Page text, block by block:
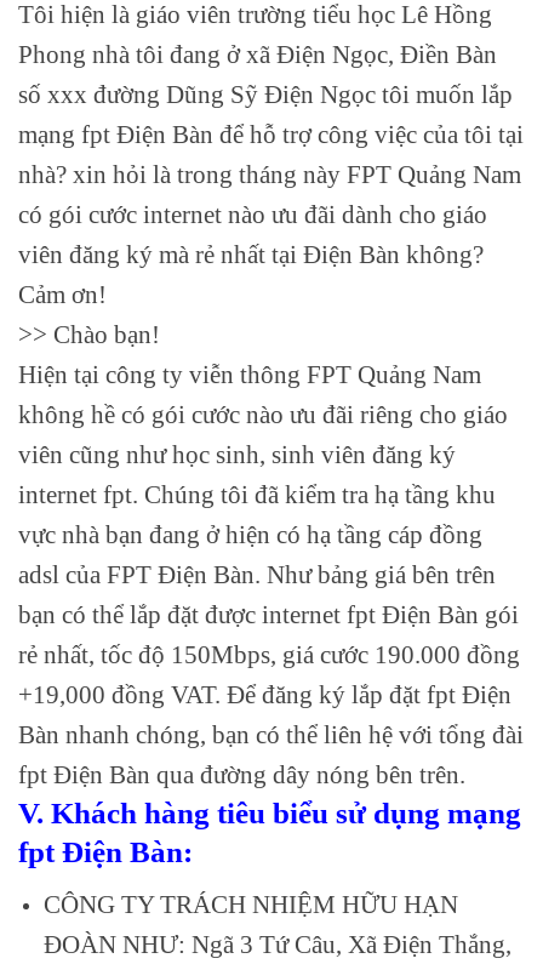
Tôi hiện là giáo viên trường tiểu học Lê Hồng
Phong nhà tôi đang ở xã Điện Ngọc, Điền Bàn
số xxx đường Dũng Sỹ Điện Ngọc tôi muốn lắp
mạng fpt Điện Bàn để hỗ trợ công việc của tôi tại
nhà? xin hỏi là trong tháng này FPT Quảng Nam
có gói cước internet nào ưu đãi dành cho giáo
viên đăng ký mà rẻ nhất tại Điện Bàn không?
Cảm ơn!
>> Chào bạn!
Hiện tại công ty viễn thông FPT Quảng Nam
không hề có gói cước nào ưu đãi riêng cho giáo
viên cũng như học sinh, sinh viên đăng ký
internet fpt. Chúng tôi đã kiểm tra hạ tầng khu
vực nhà bạn đang ở hiện có hạ tầng cáp đồng
adsl của FPT Điện Bàn. Như bảng giá bên trên
bạn có thể lắp đặt được internet fpt Điện Bàn gói
rẻ nhất, tốc độ 150Mbps, giá cước 190.000 đồng
+19,000 đồng VAT. Để đăng ký lắp đặt fpt Điện
Bàn nhanh chóng, bạn có thể liên hệ với tổng đài
fpt Điện Bàn qua đường dây nóng bên trên.
V. Khách hàng tiêu biểu sử dụng mạng
fpt Điện Bàn:
CÔNG TY TRÁCH NHIỆM HỮU HẠN
ĐOÀN NHƯ: Ngã 3 Tứ Câu, Xã Điện Thắng,